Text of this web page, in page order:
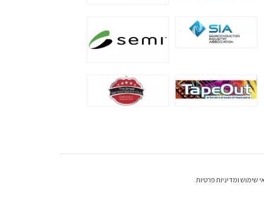
שימוש ומדיניות פרטיות